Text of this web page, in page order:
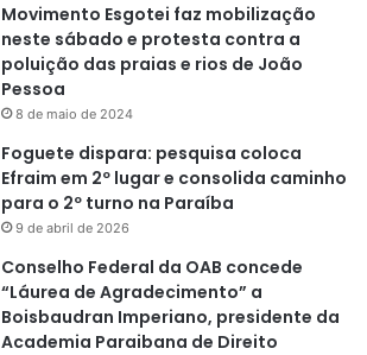
Movimento Esgotei faz mobilização
neste sábado e protesta contra a
poluição das praias e rios de João
Pessoa
8 de maio de 2024
Foguete dispara: pesquisa coloca
Efraim em 2º lugar e consolida caminho
para o 2º turno na Paraíba
9 de abril de 2026
Conselho Federal da OAB concede
“Láurea de Agradecimento” a
Boisbaudran Imperiano, presidente da
Academia Paraibana de Direito